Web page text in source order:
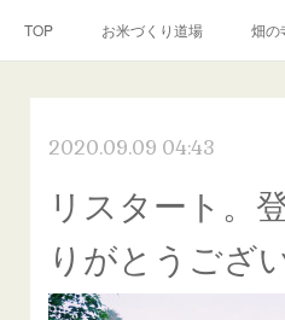
TOP お米づくり道場 畑の
お問い合わせ リンク(SNS)
2020.09.09 04:43
リスタート。
りがとうござ